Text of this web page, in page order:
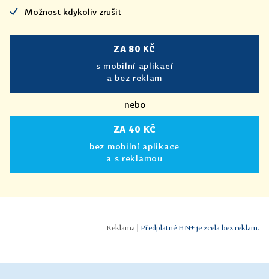
Možnost kdykoliv zrušit
ZA 80 KČ
s mobilní aplikací
a bez reklam
nebo
ZA 40 KČ
bez mobilní aplikace
a s reklamou
Předplatné HN+ je zcela bez reklam.